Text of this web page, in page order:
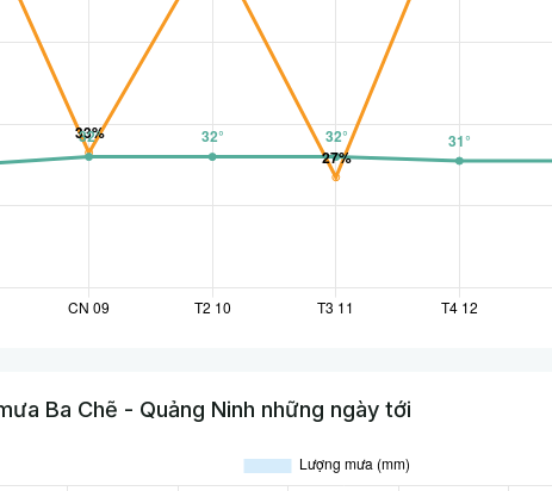
Ba Chẽ - Quảng Ninh những ngày tới